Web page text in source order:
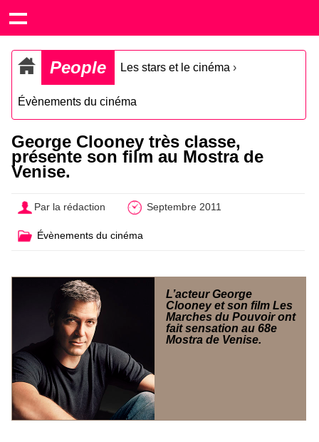
People Les stars et le cinéma ›
Évènements du cinéma
George Clooney très classe,
présente son film au Mostra de
Venise.
Par la rédaction Septembre 2011
Évènements du cinéma
L’acteur George
Clooney et son film Les
Marches du Pouvoir ont
fait sensation au 68e
Mostra de Venise.